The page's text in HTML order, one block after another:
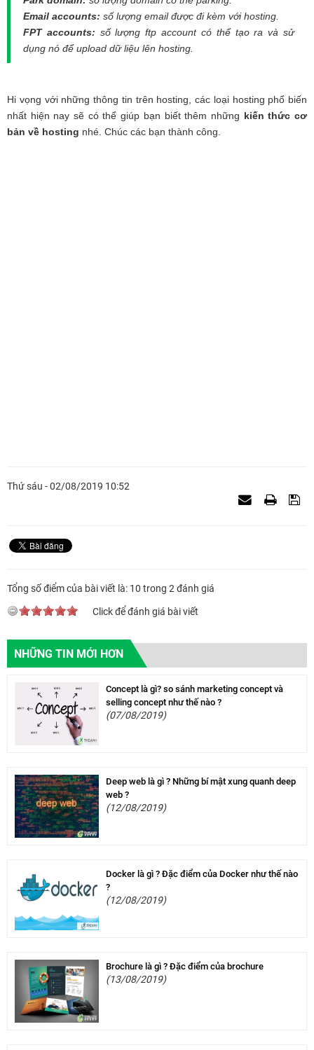
Email accounts: số lượng email được đi kèm với hosting.
FPT accounts: số lượng ftp account có thể tạo ra và sử
dụng nó để upload dữ liệu lên hosting.
Hi vọng với những thông tin trên hosting, các loại hosting phổ biến
nhất hiện nay sẽ có thể giúp bạn biết thêm những kiến thức cơ
bản về hosting nhé. Chúc các bạn thành công.
Thứ sáu - 02/08/2019 10:52
Tổng số điểm của bài viết là: 10 trong 2 đánh giá
Click để đánh giá bài viết
NHỮNG TIN MỚI HƠN
Concept là gì? so sánh marketing concept và
selling concept như thế nào ?
(07/08/2019)
Deep web là gì ? Những bí mật xung quanh deep
web ?
(12/08/2019)
Docker là gì ? Đặc điểm của Docker như thế nào
?
(12/08/2019)
Brochure là gì ? Đặc điểm của brochure
(13/08/2019)